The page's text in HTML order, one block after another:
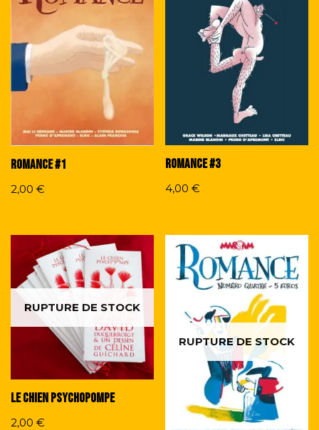
Romance #1
2,00 €
Romance #3
4,00€
RUPTURE DE STOCK
Le chien psychopompe
2,00 €
RUPTURE DE STOCK